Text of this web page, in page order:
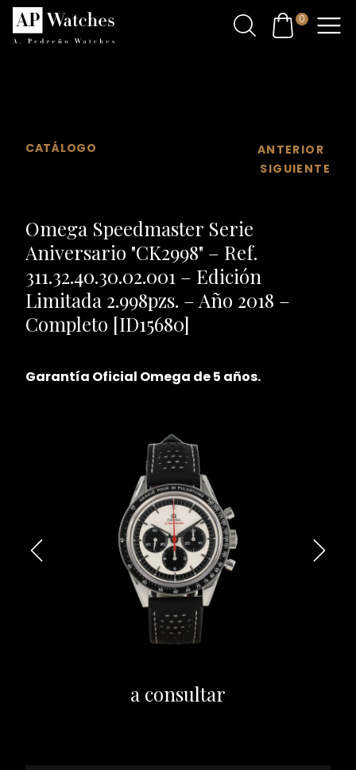
0
CATÁLOGO
ANTERIOR
SIGUIENTE
Omega Speedmaster Serie
Aniversario "CK2998" – Ref.
311.32.40.30.02.001 – Edición
Limitada 2.998pzs. – Año 2018 –
Completo [ID15680]
Garantía Oficial Omega de 5 años.
a consultar